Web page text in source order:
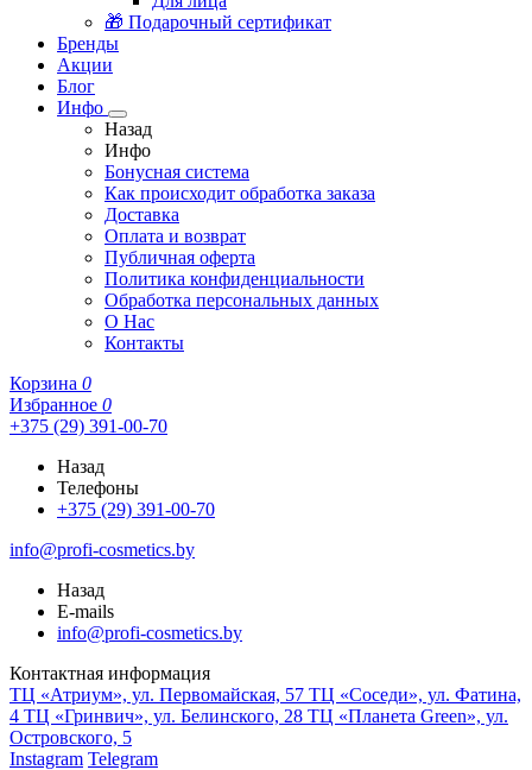
🎁 Подарочный сертификат
Бренды
Акции
Блог
Инфо
Назад
Инфо
Бонусная система
Как происходит обработка заказа
Доставка
Оплата и возврат
Публичная оферта
Политика конфиденциальности
Обработка персональных данных
О Нас
Контакты
Корзина 0
Избранное 0
+375 (29) 391-00-70
Назад
Телефоны
+375 (29) 391-00-70
info@profi-cosmetics.by
Назад
E-mails
info@profi-cosmetics.by
Контактная информация
ТЦ «Атриум», ул. Первомайская, 57 ТЦ «Соседи», ул. Фатина,
4 ТЦ «Гринвич», ул. Белинского, 28 ТЦ «Планета Green», ул.
Островского, 5
Instagram Telegram